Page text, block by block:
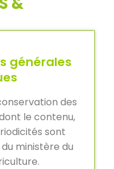
générales
des
le contenu,
sont
ministère du